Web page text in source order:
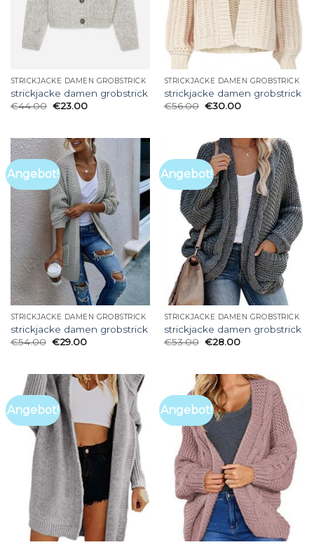
STRICKJACKE DAMEN GROBSTRICK
strickjacke damen grobstrick
€44.00 €23.00
STRICKJACKE DAMEN GROBSTRICK
strickjacke damen grobstrick
€56.00 €30.00
Angebot!
STRICKJACKE DAMEN GROBSTRICK
strickjacke damen grobstrick
€54.00 €29.00
Angebot!
STRICKJACKE DAMEN GROBSTRICK
strickjacke damen grobstrick
€53.00 €28.00
Angebot! Angebot!